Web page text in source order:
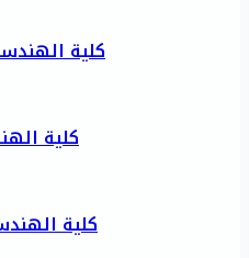
كلية
كلية
كلية